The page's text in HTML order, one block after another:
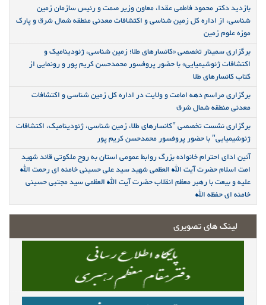
بازدید دکتر محمود فاطمی عقدا، معاون وزیر صمت و رئیس سازمان زمین
شناسی، از اداره کل زمین شناسی و اکتشافات معدنی منطقه شمال شرق و پارک
موزه علوم زمین
برگزاری سمینار تخصصی «کانسارهای طلا؛ زمین شناسی، ژئودینامیک و
اکتشافات ژئوشیمیایی» با حضور پروفسور محمدحسن کریم پور و رونمایی از
کتاب کانسارهای طلا
برگزاری مراسم دهه امامت و ولایت در اداره کل زمین شناسی و اکتشافات
معدنی منطقه شمال شرق
برگزاری نشست تخصصی "کانسارهای طلا، زمین شناسی، ژئودینامیک، اکتشافات
ژئوشیمیایی" با حضور پروفسور محمدحسن کریم پور
آئین ادای احترام خانواده بزرگ روابط عمومی استان به روح ملکوتی قائد شهید
امت اسلام حضرت آیت الله العظمی شهید سید علی حسینی خامنه ای رحمت الله
علیه و بیعت با رهبر معظم انقلاب حضرت آیت الله العظمی سید مجتبی حسینی
خامنه ای حفظه الله
لینک های تصویری